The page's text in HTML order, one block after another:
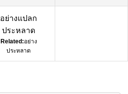
อย่างแปลก
ประหลาด
Related:อย่าง
ประหลาด